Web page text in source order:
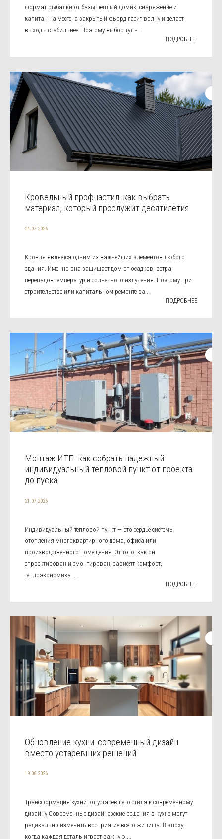
формат рыбалки от базы: тёплый домик, снаряжение и
капитан на месте, а закрытый фьорд гасит волну и делает
выходы стабильнее. Поэтому выбор тут н...
ПОДРОБНЕЕ
Кровельный профнастил: как выбрать
материал, который прослужит десятилетия
24.07.2026
Кровля является одним из важнейших элементов любого
здания. Именно она защищает дом от осадков, ветра,
перепадов температур и солнечного излучения. Поэтому при
строительстве или капитальном ремонте ва...
ПОДРОБНЕЕ
Монтаж ИТП: как собрать надежный
индивидуальный тепловой пункт от проекта
до пуска
21.07.2026
Индивидуальный тепловой пункт — это сердце системы
отопления многоквартирного дома, офиса или
производственного помещения. От того, как он
спроектирован и смонтирован, зависят комфорт,
теплоэкономика ...
ПОДРОБНЕЕ
Обновление кухни: современный дизайн
вместо устаревших решений
19.06.2026
Трансформация кухни: от устаревшего стиля к современному
дизайну Современные дизайнерские решения в кухне могут
радикально изменить восприятие всего жилища. В эпоху,
когда каждая деталь играет важную ...